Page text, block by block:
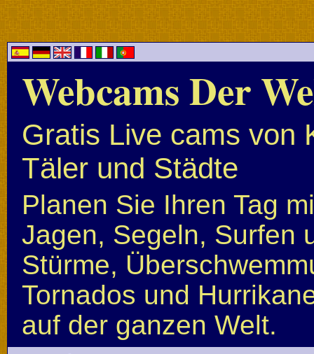
Webcams Der
Gratis Live cams von
Täler und Städte
Planen Sie Ihren Tag
Jagen, Segeln, Surfen
Stürme,
Tornados und
auf der ganzen Welt.